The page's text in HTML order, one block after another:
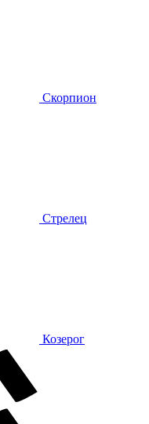
Скорпион
Стрелец
Козерог